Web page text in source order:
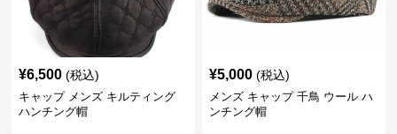
¥6,500 (税込)
キャップ メンズ キルティング
ハンチング帽
¥5,000 (税込)
メンズ キャップ 千鳥 ウール ハ
ンチング帽